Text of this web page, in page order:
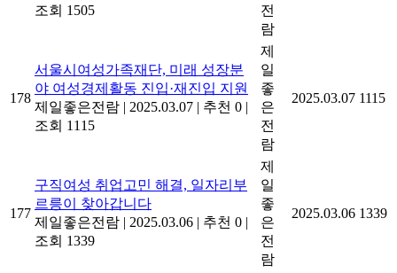
조회 1505
전
람
178
서울시여성가족재단, 미래 성장분
야 여성경제활동 진입·재진입 지원
제일좋은전람 | 2025.03.07 | 추천 0 |
조회 1115
제
일
좋
은
전
람
2025.03.07 1115
177
구직여성 취업고민 해결, 일자리부
르릉이 찾아갑니다
제일좋은전람 | 2025.03.06 | 추천 0 |
조회 1339
제
일
좋
은
전
람
2025.03.06 1339